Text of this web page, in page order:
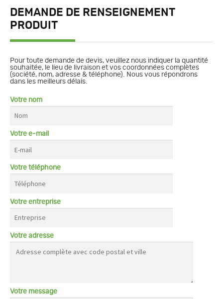
DEMANDE DE RENSEIGNEMENT
PRODUIT
Pour toute demande de devis, veuillez nous indiquer la quantité
souhaitée, le lieu de livraison et vos coordonnées complètes
(société, nom, adresse & téléphone). Nous vous répondrons
dans les meilleurs délais.
Votre nom
Votre e-mail
Votre téléphone
Votre entreprise
Votre adresse
Votre message